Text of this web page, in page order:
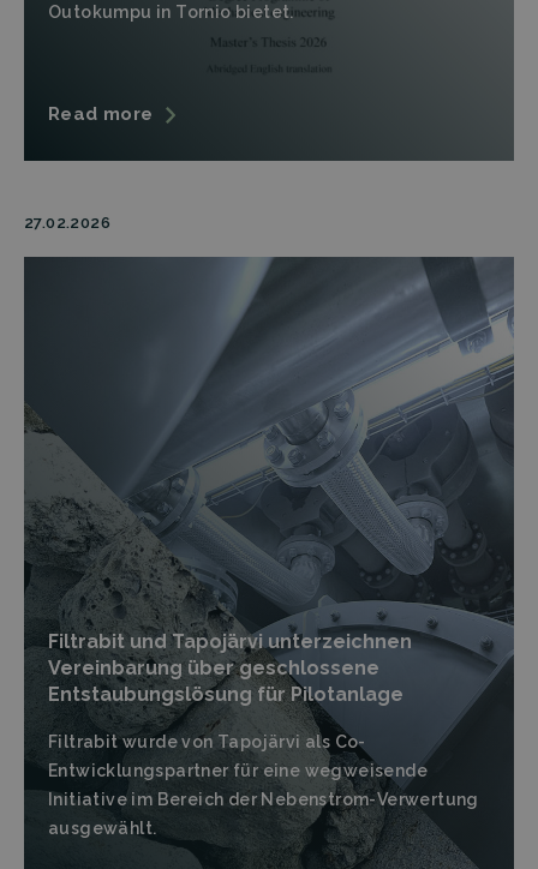
Outokumpu in Tornio bietet.
Read more
27.02.2026
Filtrabit und Tapojärvi unterzeichnen
Vereinbarung über geschlossene
Entstaubungslösung für Pilotanlage
Filtrabit wurde von Tapojärvi als Co-
Entwicklungspartner für eine wegweisende
Initiative im Bereich der Nebenstrom-Verwertung
ausgewählt.